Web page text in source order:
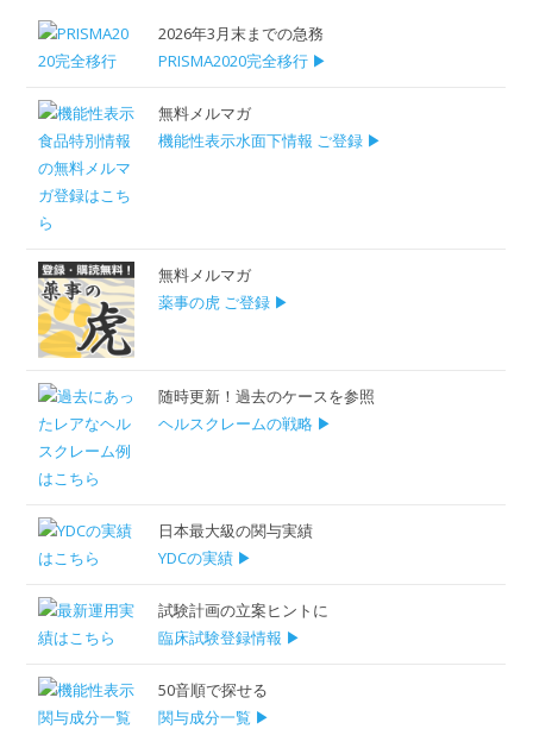
2026年3月末までの急務
PRISMA2020完全移行 ▶
無料メルマガ
機能性表示水面下情報 ご登録 ▶
無料メルマガ
薬事の虎 ご登録 ▶
随時更新！過去のケースを参照
ヘルスクレームの戦略 ▶
日本最大級の関与実績
YDCの実績 ▶
試験計画の立案ヒントに
臨床試験登録情報 ▶
50音順で探せる
関与成分一覧 ▶